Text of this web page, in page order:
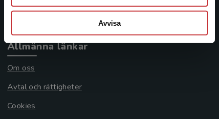
Avvisa
Allmänna länkar
Om oss
Avtal och rättigheter
Cookies